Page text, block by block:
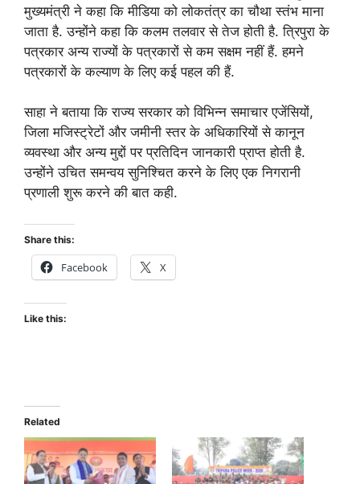
मुख्यमंत्री ने कहा कि मीडिया को लोकतंत्र का चौथा स्तंभ माना
जाता है. उन्होंने कहा कि कलम तलवार से तेज होती है. त्रिपुरा के
पत्रकार अन्य राज्यों के पत्रकारों से कम सक्षम नहीं हैं. हमने
पत्रकारों के कल्याण के लिए कई पहल की हैं.
साहा ने बताया कि राज्य सरकार को विभिन्न समाचार एजेंसियों,
जिला मजिस्ट्रेटों और जमीनी स्तर के अधिकारियों से कानून
व्यवस्था और अन्य मुद्दों पर प्रतिदिन जानकारी प्राप्त होती है.
उन्होंने उचित समन्वय सुनिश्चित करने के लिए एक निगरानी
प्रणाली शुरू करने की बात कही.
Share this:
Facebook X
Like this:
Related